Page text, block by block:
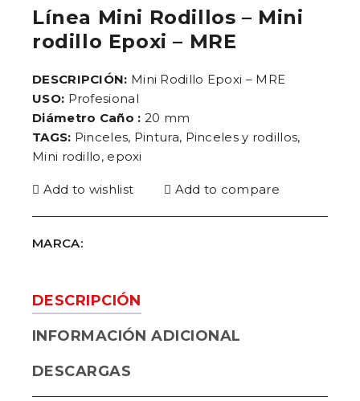
Línea Mini Rodillos – Mini
rodillo Epoxi – MRE
DESCRIPCIÓN: Mini Rodillo Epoxi – MRE
USO: Profesional
Diámetro Caño : 20 mm
TAGS: Pinceles, Pintura, Pinceles y rodillos,
Mini rodillo, epoxi
Add to wishlist Add to compare
MARCA:
DESCRIPCIÓN
INFORMACIÓN ADICIONAL
DESCARGAS